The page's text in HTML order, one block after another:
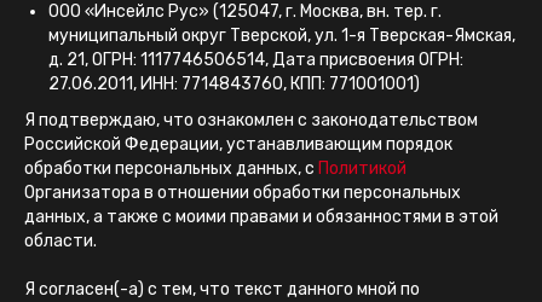
ООО «Инсейлс Рус» (125047, г. Москва, вн. тер. г.
муниципальный округ Тверской, ул. 1-я Тверская-Ямская,
д. 21, ОГРН: 1117746506514, Дата присвоения ОГРН:
27.06.2011, ИНН: 7714843760, КПП: 771001001)
Я подтверждаю, что ознакомлен с законодательством
Российской Федерации, устанавливающим порядок
обработки персональных данных, с Политикой
Организатора в отношении обработки персональных
данных, а также с моими правами и обязанностями в этой
области.
Я согласен(-а) с тем, что текст данного мной по